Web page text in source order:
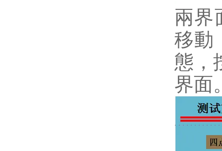
兩界
移動
態，
界面